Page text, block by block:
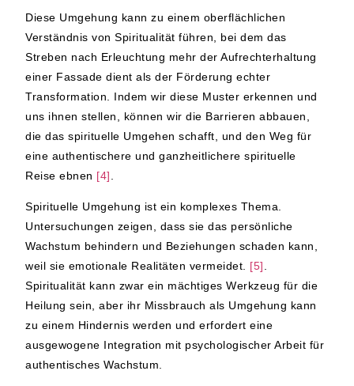
Diese Umgehung kann zu einem oberflächlichen
Verständnis von Spiritualität führen, bei dem das
Streben nach Erleuchtung mehr der Aufrechterhaltung
einer Fassade dient als der Förderung echter
Transformation. Indem wir diese Muster erkennen und
uns ihnen stellen, können wir die Barrieren abbauen,
die das spirituelle Umgehen schafft, und den Weg für
eine authentischere und ganzheitlichere spirituelle
Reise ebnen [4]
Spirituelle Umgehung ist ein komplexes Thema.
Untersuchungen zeigen, dass sie das persönliche
Wachstum behindern und Beziehungen schaden kann,
weil sie emotionale Realitäten vermeidet. [5]
Spiritualität kann zwar ein mächtiges Werkzeug für die
Heilung sein, aber ihr Missbrauch als Umgehung kann
zu einem Hindernis werden und erfordert eine
ausgewogene Integration mit psychologischer Arbeit für
authentisches Wachstum.